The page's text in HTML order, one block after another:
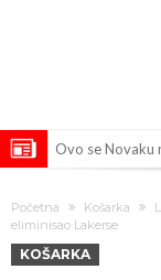
Ovo se Novaku
novac od UEFA
Mourinho uvodi
pravila
Arsenal dovodi
Početna Košarka
eliminisao Lakerse
KOŠARKA